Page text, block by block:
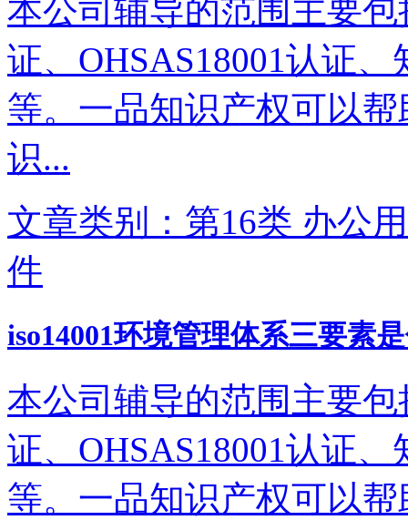
本公司辅导的范围主要包
证、OHSAS18001认证
等。一品知识产权可以
识...
文章类别：第16类 办公
件
iso14001环境管理体系三要素
本公司辅导的范围主要包
证、OHSAS18001认证
等。一品知识产权可以